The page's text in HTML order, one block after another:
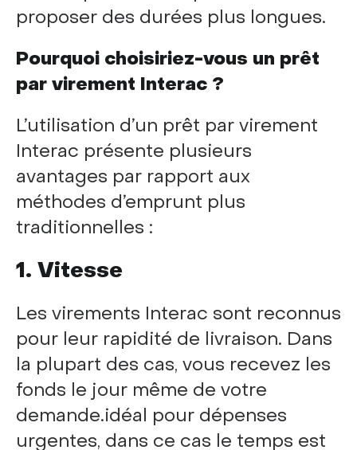
proposer des durées plus longues.
Pourquoi choisiriez-vous un prêt
par virement Interac ?
L’utilisation d’un prêt par virement
Interac présente plusieurs
avantages par rapport aux
méthodes d’emprunt plus
traditionnelles :
1. Vitesse
Les virements Interac sont reconnus
pour leur rapidité de livraison. Dans
la plupart des cas, vous recevez les
fonds le jour même de votre
demande.idéal pour dépenses
urgentes, dans ce cas le temps est